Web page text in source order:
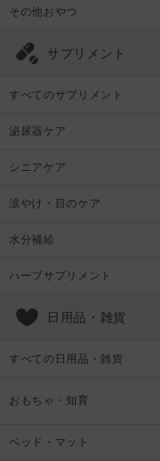
その他おやつ
サプリメント
すべてのサプリメント
泌尿器ケア
シニアケア
涙やけ・目のケア
水分補給
ハーブサプリメント
日用品・雑貨
すべての日用品・雑貨
おもちゃ・知育
ベッド・マット